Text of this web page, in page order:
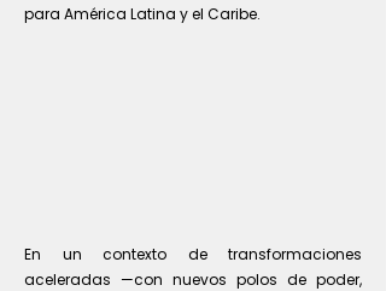
para América Latina y el Caribe.
En un contexto de transformaciones
aceleradas —con nuevos polos de poder,